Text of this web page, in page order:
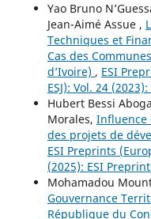
Yao Bruno
Jean-Aimé Assue ,
Techniques et
Cas des
d’Ivoire) , ESI
ESJ): Vol. 24
Hubert Bessi
Morales, Influence
des projets de
ESI Preprints
(2025): ESI
Mohamadou
Gouvernance
République du